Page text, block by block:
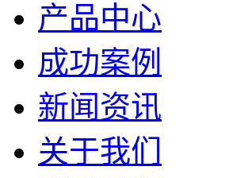
产品中心
成功案例
新闻资讯
关于我们